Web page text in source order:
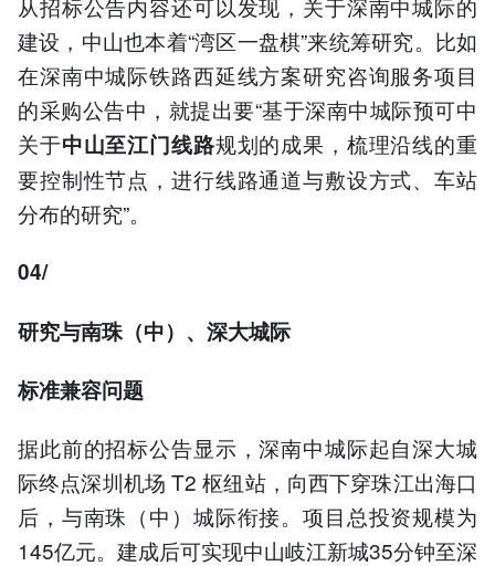
从招标公告内容还可以发现，关于深南中城际的
建设，中山也本着“湾区一盘棋”来统筹研究。比如
在深南中城际铁路西延线方案研究咨询服务项目
的采购公告中，就提出要“基于深南中城际预可中
关于中山至江门线路规划的成果，梳理沿线的重
要控制性节点，进行线路通道与敷设方式、车站
分布的研究”。
04/
研究与南珠（中）、深大城际
标准兼容问题
据此前的招标公告显示，深南中城际起自深大城
际终点深圳机场 T2 枢纽站，向西下穿珠江出海口
后，与南珠（中）城际衔接。项目总投资规模为
145亿元。建成后可实现中山岐江新城35分钟至深